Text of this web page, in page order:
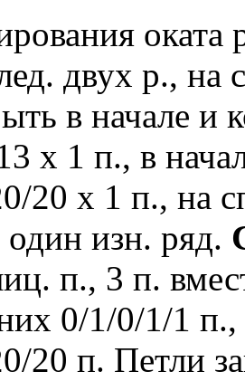
оката
двух р.,
в начале и
х 1 п., в
20 х 1 п., на
один изн. ряд.
п., 3 п.
0/1/0/1/1
20 п. Петли